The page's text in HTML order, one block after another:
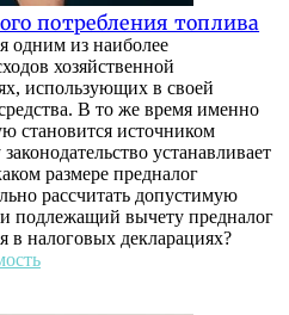
потребления топлива
одним из наиболее
хозяйственной
использующих в своей
В то же время именно
становится источником
устанавливает
размере предналог
рассчитать допустимую
подлежащий вычету предналог
в налоговых декларациях?